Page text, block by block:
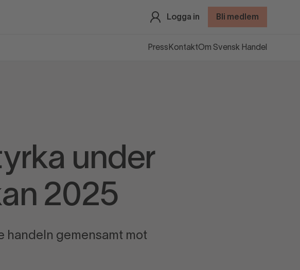
Logga in Bli medlem
Press KontaktOm Svensk Handel
under
2025
handeln gemensamt mot